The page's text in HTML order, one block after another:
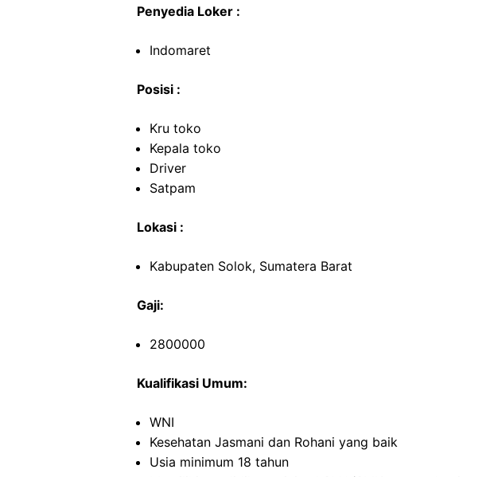
Penyedia Loker :
Indomaret
Posisi :
Kru toko
Kepala toko
Driver
Satpam
Lokasi :
Kabupaten Solok, Sumatera Barat
Gaji:
2800000
Kualifikasi Umum:
WNI
Kesehatan Jasmani dan Rohani yang baik
Usia minimum 18 tahun